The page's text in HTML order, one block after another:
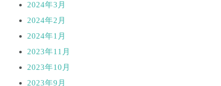
2024年3月
2024年2月
2024年1月
2023年11月
2023年10月
2023年9月